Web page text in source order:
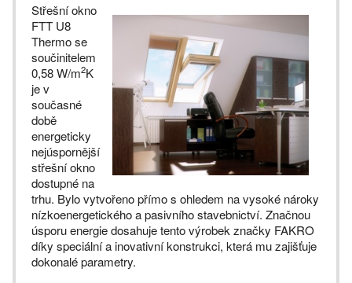
Střešní okno
FTT U8
Thermo se
součinitelem
0,58 W/m2K
je v
současné
době
energeticky
nejúspornější
střešní okno
dostupné na
trhu. Bylo vytvořeno přímo s ohledem na vysoké nároky
nízkoenergetického a pasivního stavebnictví. Značnou
úsporu energie dosahuje tento výrobek značky FAKRO
díky speciální a inovativní konstrukci, která mu zajišťuje
dokonalé parametry.